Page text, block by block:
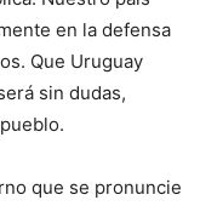
en la defensa
Que Uruguay
sin dudas,
que se pronuncie